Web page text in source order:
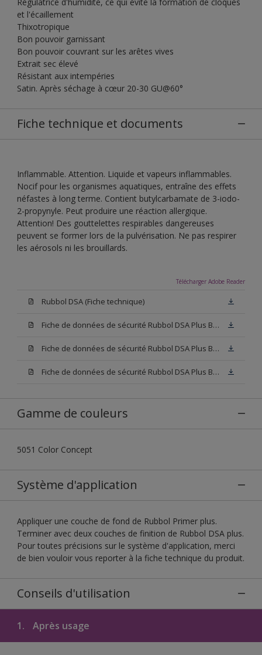
et l'écaillement
Thixotropique
Bon pouvoir garnissant
Bon pouvoir couvrant sur les arêtes vives
Extrait sec élevé
Résistant aux intempéries
Satin. Après séchage à cœur 20-30 GU@60°
Fiche technique et documents
Inflammable. Attention. Liquide et vapeurs inflammables.
Nocif pour les organismes aquatiques, entraîne des effets
néfastes à long terme. Contient butylcarbamate de 3-iodo-
2-propynyle. Peut produire une réaction allergique.
Attention! Des gouttelettes respirables dangereuses
peuvent se former lors de la pulvérisation. Ne pas respirer
les aérosols ni les brouillards.
Télécharger Adobe Reader
Rubbol DSA (Fiche technique)
Fiche de données de sécurité Rubbol DSA Plus Blanc (SDS)
Fiche de données de sécurité Rubbol DSA Plus Base W05 (SDS)
Fiche de données de sécurité Rubbol DSA Plus Base N00 (SDS)
Gamme de couleurs
5051 Color Concept
Système d'application
Appliquer une couche de fond de Rubbol Primer plus.
Terminer avec deux couches de finition de Rubbol DSA plus.
Pour toutes précisions sur le système d'application, merci
de bien vouloir vous reporter à la fiche technique du produit.
Conseils d'utilisation
1. Après usage